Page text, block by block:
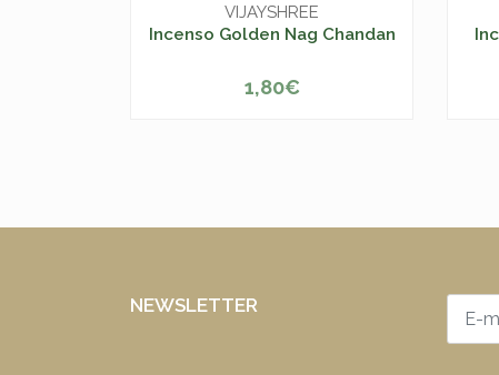
VIJAYSHREE
Incenso Golden Nag Chandan
ESGOTADO
1,80€
NEWSLETTER